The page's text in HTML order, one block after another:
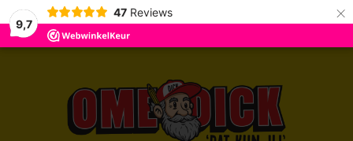
9,7
47 Reviews ×